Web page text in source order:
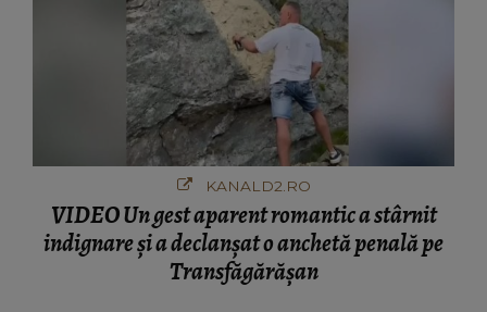
KANALD2.RO
VIDEO Un gest aparent romantic a stârnit
indignare și a declanșat o anchetă penală pe
Transfăgărășan